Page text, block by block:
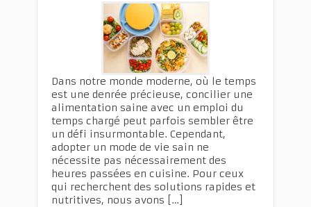
Dans notre monde moderne, où le temps
est une denrée précieuse, concilier une
alimentation saine avec un emploi du
temps chargé peut parfois sembler être
un défi insurmontable. Cependant,
adopter un mode de vie sain ne
nécessite pas nécessairement des
heures passées en cuisine. Pour ceux
qui recherchent des solutions rapides et
nutritives, nous avons […]